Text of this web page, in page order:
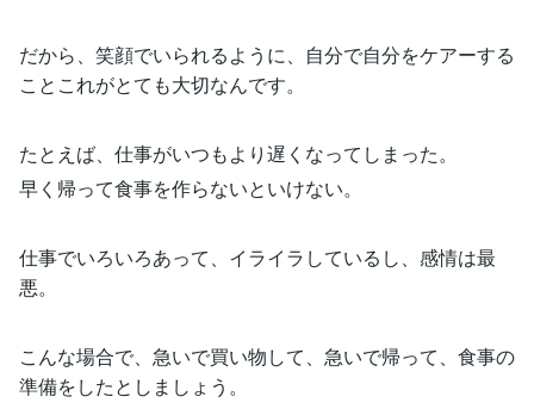
だから、笑顔でいられるように、自分で自分をケアーする
ことこれがとても大切なんです。
たとえば、仕事がいつもより遅くなってしまった。
早く帰って食事を作らないといけない。
仕事でいろいろあって、イライラしているし、感情は最
悪。
こんな場合で、急いで買い物して、急いで帰って、食事の
準備をしたとしましょう。